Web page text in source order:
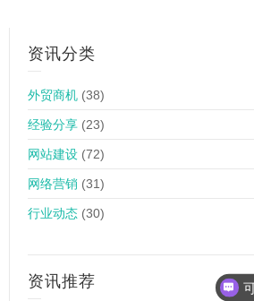
资讯分类
外贸商机 (38)
经验分享 (23)
网站建设 (72)
网络营销 (31)
行业动态 (30)
资讯推荐